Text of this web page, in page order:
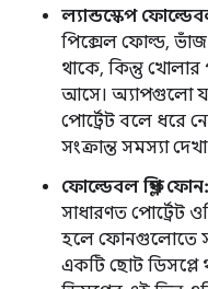
ল্যান্ডস্কেপ
পিক্সেল ফোল্ড, ভাঁজ
থাকে, কিন্তু খোলার
আসে। অ্যাপগুলো
পোর্ট্রেট বলে ধরে
সংক্রান্ত সমস্যা
ফোল্ডেবল ফ্লিপ ফোন:
সাধারণত পোর্ট্রেট
হলে ফোনগুলোতে
একটি ছোট